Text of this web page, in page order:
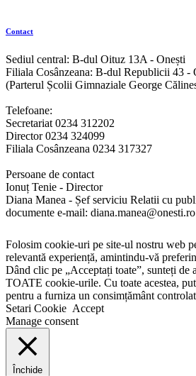
Contact
Sediul central: B-dul Oituz 13A - Onești
Filiala Cosânzeana: B-dul Republicii 43 -
(Parterul Școlii Gimnaziale George
Telefoane:
Secretariat 0234 312202
Director 0234 324099
Filiala Cosânzeana 0234 317327
Persoane de contact
Ionuț Tenie - Director
Diana Manea - Șef serviciu Relatii cu
documente e-mail: diana.manea@onesti.ro
Folosim cookie-uri pe site-ul nostru web
relevantă experiență, amintindu-vă
Dând clic pe „Acceptați toate”, sunteți de
TOATE cookie-urile. Cu toate acestea,
pentru a furniza un consimțământ
Setari Cookie Accept
Manage consent
Închide